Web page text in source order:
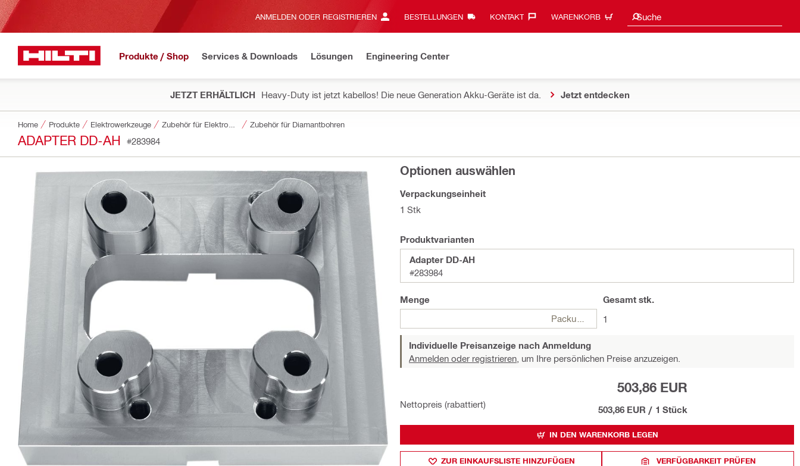
ANMELDEN ODER REGISTRIEREN BESTELLUNGEN KONTAKT‎ WARENKORB Suche
Suchvorschläge
Produkte / Shop Services & Downloads Lösungen Engineering Center
JETZT ERHÄLTLICH Heavy-Duty ist jetzt kabellos! Die neue Generation Akku-Geräte ist da. Jetzt entdecken
Home Produkte Elektrowerkzeuge Zubehör für Diamantbohren
ADAPTER DD-AH #283984
Optionen auswählen
Verpackungseinheit
1 Stk
Produktvarianten
Adapter DD-AH
#283984
Menge
Gesamt stk.
1
Individuelle Preisanzeige nach Anmeldung
Anmelden oder registrieren, um Ihre persönlichen Preise anzuzeigen.
Nettopreis (rabattiert)
503,86 EUR
503,86 EUR / 1 Stück
IN DEN WARENKORB LEGEN
ZUR EINKAUFSLISTE HINZUFÜGEN VERFÜGBARKEIT PRÜFEN